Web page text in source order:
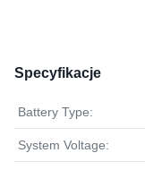
Specyfikacje
Battery Type:
System Voltage: